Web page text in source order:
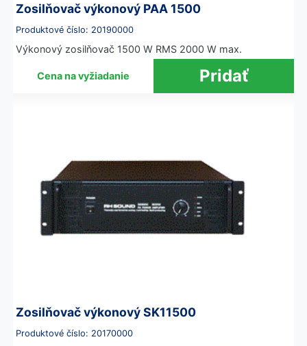
Zosilňovač výkonový PAA 1500
Produktové číslo: 20190000
Výkonový zosilňovač 1500 W RMS 2000 W max.
Cena na vyžiadanie
Zosilňovač výkonový SK11500
Produktové číslo: 20170000